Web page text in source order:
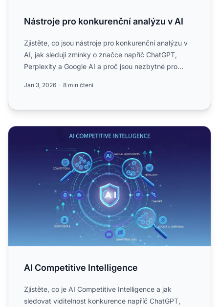
Nástroje pro konkurenční analýzu v AI
Zjistěte, co jsou nástroje pro konkurenční analýzu v
AI, jak sledují zmínky o značce napříč ChatGPT,
Perplexity a Google AI a proč jsou nezbytné pro
Jan 3, 2026 8 min čtení
AI Competitive Intelligence
AI Competitive Intelligence
Zjistěte, co je AI Competitive Intelligence a jak
sledovat viditelnost konkurence napříč ChatGPT,